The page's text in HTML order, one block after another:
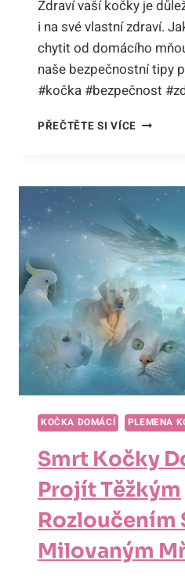
Zdraví vaší kočky je
i na své vlastní zdraví.
chytit od domácího
naše bezpečnostní tipy
#kočka #bezpečnost
PŘEČTĚTE SI VÍCEJAKÉ
DOMÁCÍ
KOČKY:
NÁVODY
PRO
KOČKA DOMÁCÍ PLEMENA
Smrt Kočky
Projít Těžkým
Rozloučením
Milovaným